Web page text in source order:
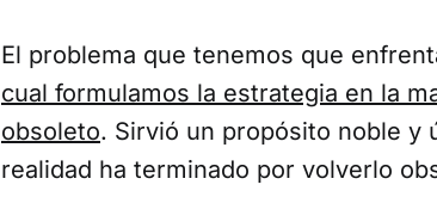
El problema que tenemos que
cual formulamos la estrategia en la
obsoleto. Sirvió un propósito noble y
realidad ha terminado por volverlo